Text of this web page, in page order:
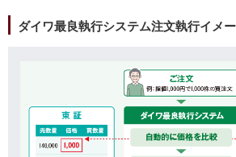
ダイワ最良執行システム注文執行イメ